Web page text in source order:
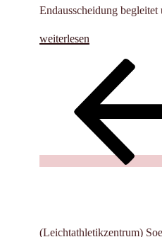
Endausscheidung
„Finale
Sprintcup
weiterlesen
Beiträge
(Leichtathletikzentrum)